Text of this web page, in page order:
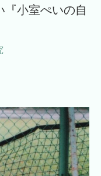
『小室ぺいの自